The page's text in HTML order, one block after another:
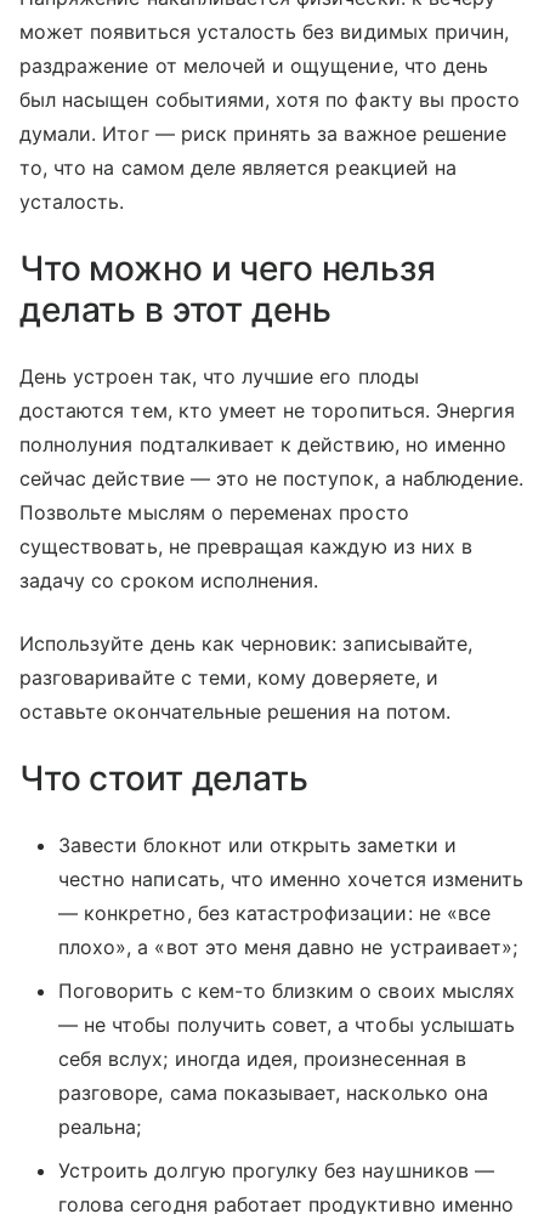
может появиться усталость без видимых причин,
раздражение от мелочей и ощущение, что день
был насыщен событиями, хотя по факту вы просто
думали. Итог — риск принять за важное решение
то, что на самом деле является реакцией на
усталость.
Что можно и чего нельзя
делать в этот день
День устроен так, что лучшие его плоды
достаются тем, кто умеет не торопиться. Энергия
полнолуния подталкивает к действию, но именно
сейчас действие — это не поступок, а наблюдение.
Позвольте мыслям о переменах просто
существовать, не превращая каждую из них в
задачу со сроком исполнения.
Используйте день как черновик: записывайте,
разговаривайте с теми, кому доверяете, и
оставьте окончательные решения на потом.
Что стоит делать
Завести блокнот или открыть заметки и
честно написать, что именно хочется изменить
— конкретно, без катастрофизации: не «все
плохо», а «вот это меня давно не устраивает»;
Поговорить с кем-то близким о своих мыслях
— не чтобы получить совет, а чтобы услышать
себя вслух; иногда идея, произнесенная в
разговоре, сама показывает, насколько она
реальна;
Устроить долгую прогулку без наушников —
голова сегодня работает продуктивно именно